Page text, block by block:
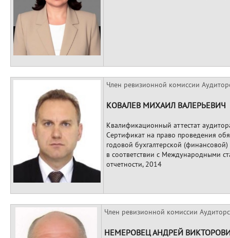
Член ревизионной комиссии
КОВАЛЕВ МИХАИЛ ВАЛЕРЬЕВИЧ
Квалификационный аттестат
Сертификат на право проведения
годовой бухгалтерской (финансовой)
в соответствии с Международными
отчетности, 2014
Член ревизионной комиссии
НЕМЕРОВЕЦ АНДРЕЙ